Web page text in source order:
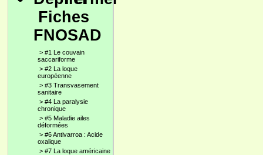
Fiches
FNOSAD
> #1 Le couvain
saccariforme
> #2 La loque
européenne
> #3 Transvasement
sanitaire
> #4 La paralysie
chronique
> #5 Maladie ailes
déformées
> #6 Antivarroa : Acide
oxalique
> #7 La loque américaine